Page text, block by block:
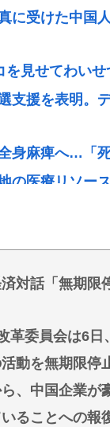
に受けた中国
見せてわい
支援を表明。
身麻痺へ…「
の医療リソー
っと！」←こ
取れない」
減税「天下の
性被害
えて
対話「無期限
革委員会は6
動を無期限停
、中国企業が
ることへの報